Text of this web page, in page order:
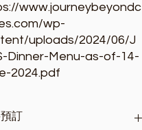
www.journeybeyondc
wp-
uploads/2024/06/J
Dinner-Menu-as-of-14-
2024.pdf
訂